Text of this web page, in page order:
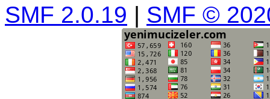
SMF 2.0.19 | SMF ©